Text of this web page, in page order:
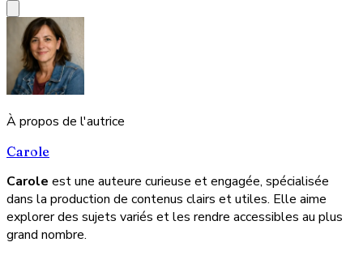
À propos de l'autrice
Carole
Carole est une auteure curieuse et engagée, spécialisée
dans la production de contenus clairs et utiles. Elle aime
explorer des sujets variés et les rendre accessibles au plus
grand nombre.